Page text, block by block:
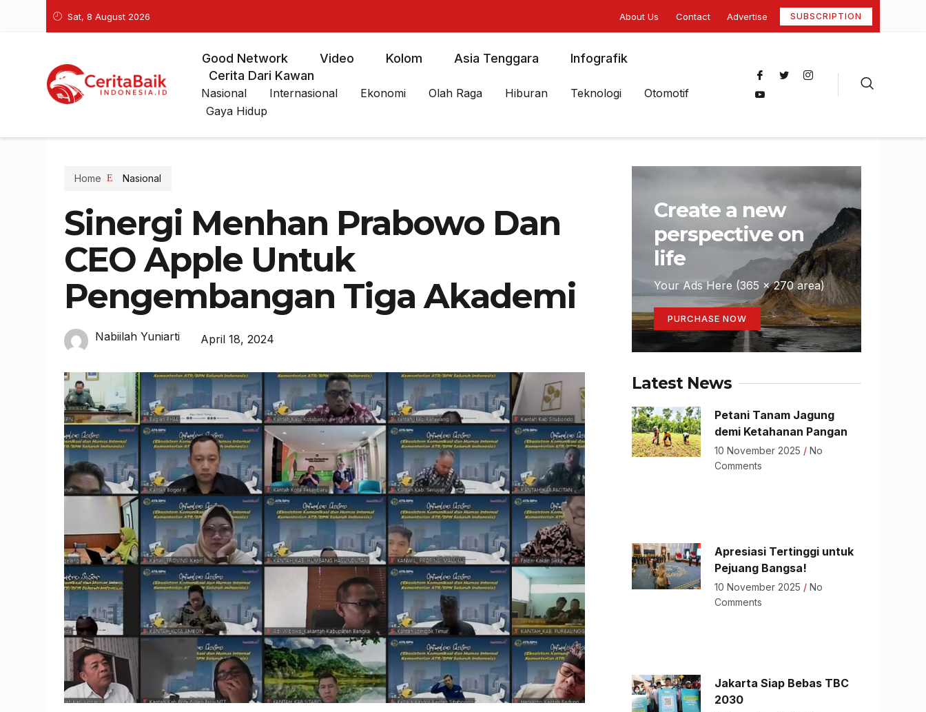
Sat, 8 August 2026 About Us Contact Advertise SUBSCRIPTION
Good Network Video Kolom Asia Tenggara
Infografik
Cerita Dari Kawan
Nasional Internasional Ekonomi Olah Raga Hiburan Teknologi
Otomotif
Gaya Hidup
Home Nasional
Sinergi Menhan Prabowo Dan
CEO Apple Untuk
Pengembangan Tiga Akademi
Nabiilah Yuniarti April 18, 2024
Create a new
perspective on
life
Your Ads Here (365 x 270 area)
PURCHASE NOW
Latest News
Petani Tanam Jagung
demi Ketahanan Pangan
10 November 2025
No
Comments
Apresiasi Tertinggi untuk
Pejuang Bangsa!
10 November 2025
No
Comments
Jakarta Siap Bebas TBC
2030